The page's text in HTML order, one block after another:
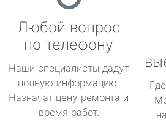
Любой вопрос
по телефону
Наши специалисты дадут
полную информацию.
Назначат цену ремонта и
время работ.